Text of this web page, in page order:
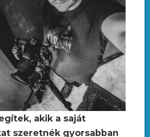
akik a saját
szeretnék gyorsabban